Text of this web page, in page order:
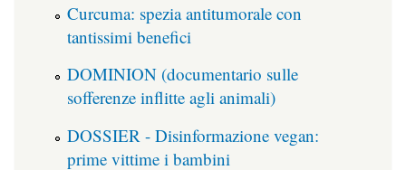
Curcuma: spezia antitumorale con
tantissimi benefici
DOMINION (documentario sulle
sofferenze inflitte agli animali)
DOSSIER - Disinformazione vegan:
prime vittime i bambini